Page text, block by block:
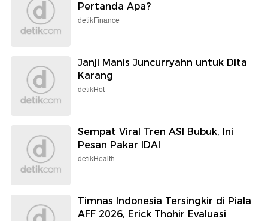
Pertanda Apa?
detikFinance
Janji Manis Juncurryahn untuk Dita
Karang
detikHot
Sempat Viral Tren ASI Bubuk, Ini
Pesan Pakar IDAI
detikHealth
Timnas Indonesia Tersingkir di Piala
AFF 2026, Erick Thohir Evaluasi